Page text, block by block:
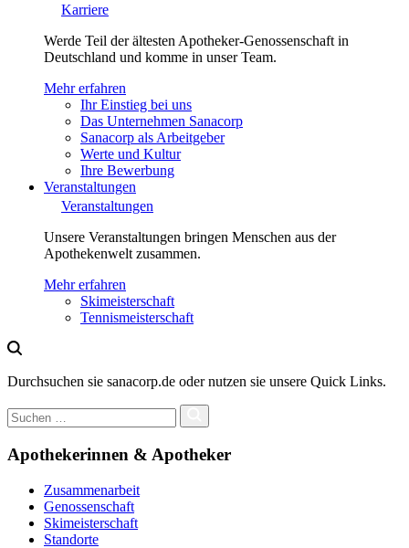
Karriere
Werde Teil der ältesten Apotheker-Genossenschaft in
Deutschland und komme in unser Team.
Mehr erfahren
Ihr Einstieg bei uns
Das Unternehmen Sanacorp
Sanacorp als Arbeitgeber
Werte und Kultur
Ihre Bewerbung
Veranstaltungen
Veranstaltungen
Unsere Veranstaltungen bringen Menschen aus der
Apothekenwelt zusammen.
Mehr erfahren
Skimeisterschaft
Tennismeisterschaft
Durchsuchen sie sanacorp.de oder nutzen sie unsere Quick Links.
Apothekerinnen & Apotheker
Zusammenarbeit
Genossenschaft
Skimeisterschaft
Standorte